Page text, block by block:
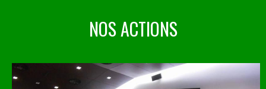
NOS ACTIONS